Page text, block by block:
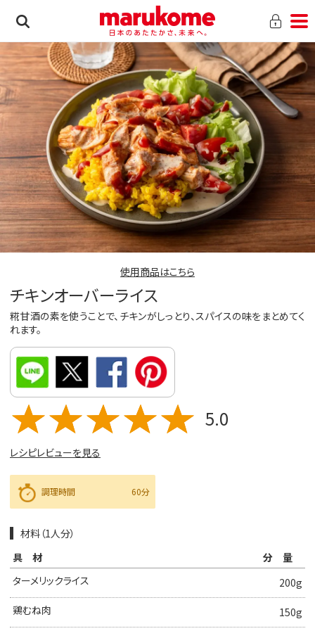
使用商品はこちら
チキンオーバーライス
糀甘酒の素を使うことで、チキンがしっとり、スパイスの味をまとめてく
れます。
5.0
レシピレビューを見る
調理時間 60分
材料（1人分）
具材
分量
ターメリックライス
200g
鶏むね肉
150g